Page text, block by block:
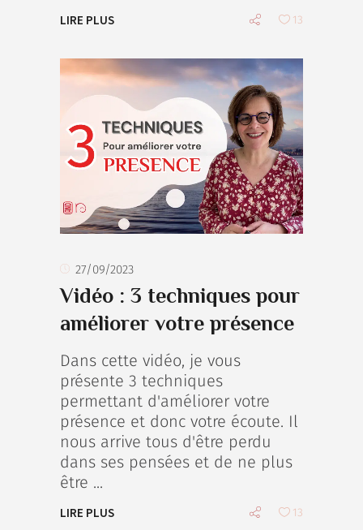
LIRE PLUS 13
27/09/2023
Vidéo : 3 techniques pour
améliorer votre présence
Dans cette vidéo, je vous
présente 3 techniques
permettant d'améliorer votre
présence et donc votre écoute. Il
nous arrive tous d'être perdu
dans ses pensées et de ne plus
être
LIRE PLUS 13